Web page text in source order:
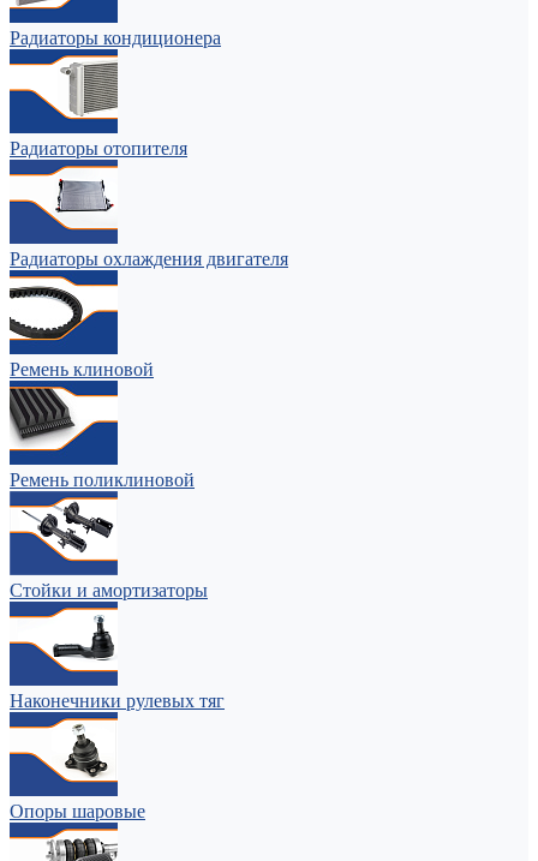
Радиаторы кондиционера
Радиаторы отопителя
Радиаторы охлаждения двигателя
Ремень клиновой
Ремень поликлиновой
Стойки и амортизаторы
Наконечники рулевых тяг
Опоры шаровые